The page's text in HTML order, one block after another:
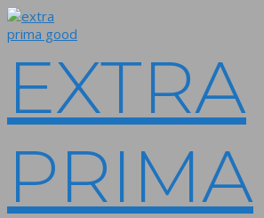
Skip
to
EXTRA
PRIMA